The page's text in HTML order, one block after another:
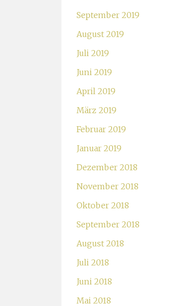
September 2019
August 2019
Juli 2019
Juni 2019
April 2019
März 2019
Februar 2019
Januar 2019
Dezember 2018
November 2018
Oktober 2018
September 2018
August 2018
Juli 2018
Juni 2018
Mai 2018